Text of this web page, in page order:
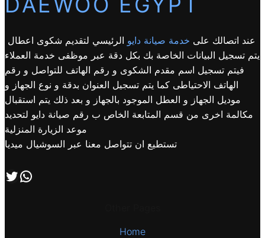
عند اتصالك على خدمة صيانة دايو الرئيسي لتقديم شكوى اعطال
يتم تسجيل البيانات الخاصة بك بكل دقة عبر موظفى خدمة العملاء
فيتم تسجيل اسم مقدم الشكوى و رقم الهاتف للتواصل و رقم
الهاتف الاحتياطى كما يتم تسجيل العنوان بدقة و نوع الجهاز و
موديل الجهاز و العطل الموجود بالجهاز و بعد ذلك يتم استقبال
مكالمة اخرى من قسم المتابعة الخاص ب رقم صيانة دايو لتحديد
موعد الزيارة المنزلية
تستطيع ان تتواصل معنا عبر السوشيال ميديا
تابعنا علي صفحة التويتر اتصل بنا علي طريق الوتساب
Home